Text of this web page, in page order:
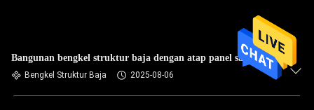
Bangunan bengkel struktur baja dengan atap panel sandwich
Bengkel Struktur Baja 2025-08-06